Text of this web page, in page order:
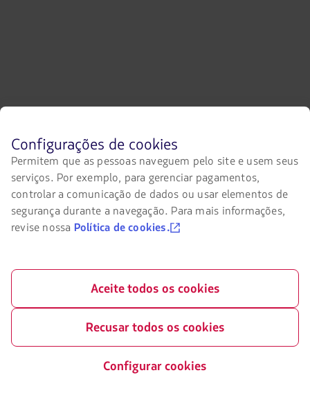
Antes
de
navegar
no
site
LATAM
você
e
aceitar
cookies.
Configurações de cookies
Permitem que as pessoas naveguem pelo site e usem seus
serviços. Por exemplo, para gerenciar pagamentos,
controlar a comunicação de dados ou usar elementos de
segurança durante a navegação. Para mais informações,
revise nossa Política de cookies.
Aceite todos os cookies
Recusar todos os cookies
Configurar cookies